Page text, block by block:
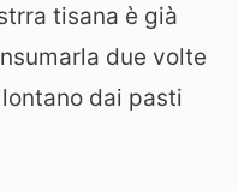
tisana è già
due volte
dai pasti